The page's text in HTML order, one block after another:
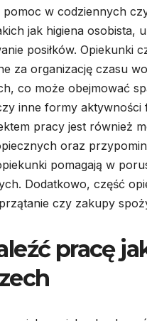
pomoc w codziennych
jak higiena osobista,
posiłków. Opiekunki
za organizację czasu
co może obejmować
inne formy aktywności
pracy jest również
oraz
pomagają w
Dodatkowo, część
czy zakupy
pracę